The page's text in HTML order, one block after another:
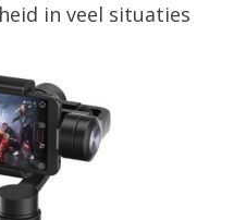
in veel situaties